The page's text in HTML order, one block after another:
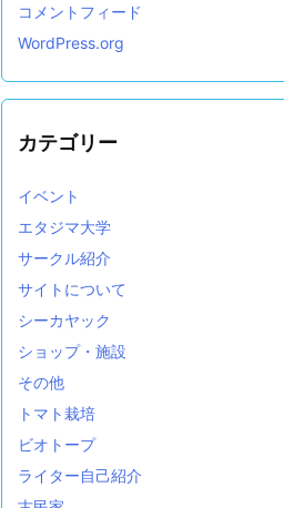
コメントフィード
WordPress.org
カテゴリー
イベント
エタジマ大学
サークル紹介
サイトについて
シーカヤック
ショップ・施設
その他
トマト栽培
ビオトープ
ライター自己紹介